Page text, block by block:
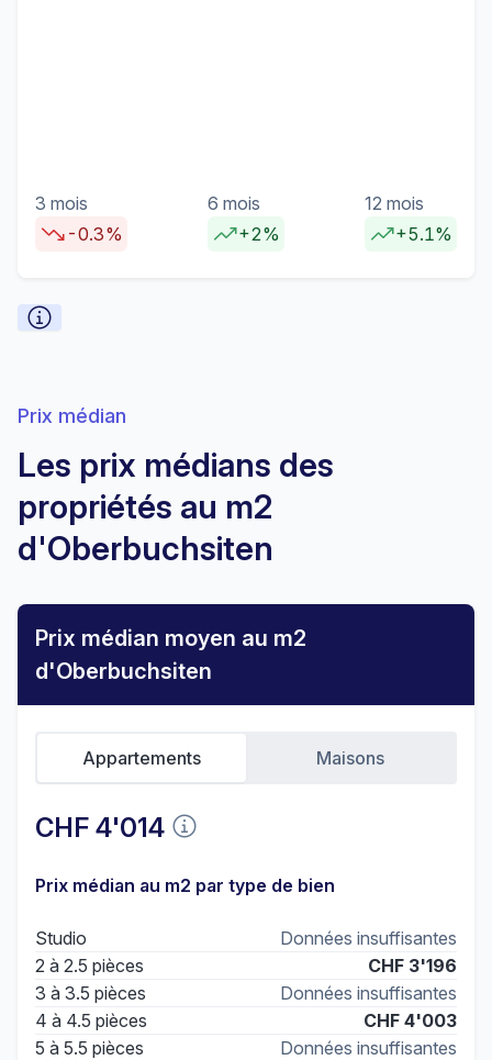
3 mois
-0.3%
6 mois
+2%
12 mois
+5.1%
Prix médian
Les prix médians des
propriétés au m2
d'Oberbuchsiten
Prix médian moyen au m2
d'Oberbuchsiten
CHF 4'014
Appartements Maisons
Prix médian au m2 par type de bien
Studio
Données insuffisantes
2 à 2.5 pièces
CHF 3'196
3 à 3.5 pièces
Données insuffisantes
4 à 4.5 pièces
CHF 4'003
5 à 5.5 pièces
Données insuffisantes